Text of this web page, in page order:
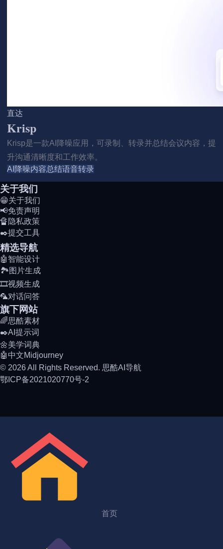
直达
Krisp
Krisp是一款AI降噪应用，可录制、转录并总结会议内容，提
升沟通清晰度和工作效率。
AI降噪内容总结语音转录
关于我们
😁关于我们
📢免责声明
🔏隐私政策
✒️提交工具
精选导航
🤖智能设计
🏞️图片生成
🎞️视频生成
🦜对话问答
旗下网站
🌈思酷素材
✒️AI提示词
🌼美学词典
🤖中文Midjourney
© 2026 All Rights Reserved. 思酷AI导航
鄂ICP备2021020770号-2
首页